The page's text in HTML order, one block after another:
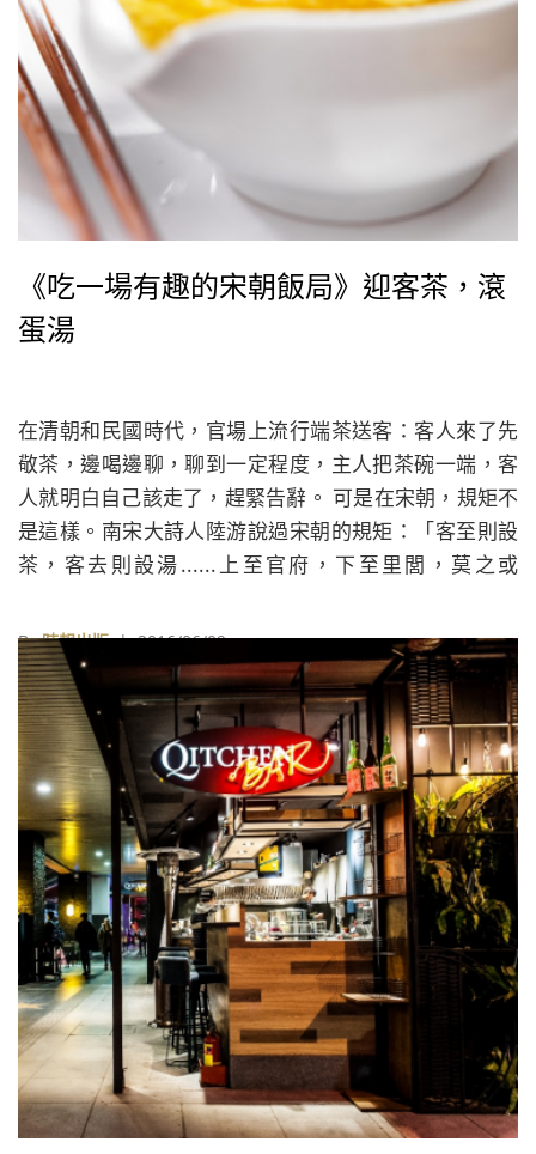
《吃一場有趣的宋朝飯局》迎客茶，滾
蛋湯
在清朝和民國時代，官場上流行端茶送客：客人來了先
敬茶，邊喝邊聊，聊到一定程度，主人把茶碗一端，客
人就明白自己該走了，趕緊告辭。 可是在宋朝，規矩不
是這樣。南宋大詩人陸游說過宋朝的規矩：「客至則設
茶，客去則設湯......上至官府，下至里閭，莫之或
一道湯，從官場到民間都是這樣，沒有人敢壞了這個規
矩。所以宋朝不是端茶送客，而是端湯送客。
By時報出版| 2016/06/09